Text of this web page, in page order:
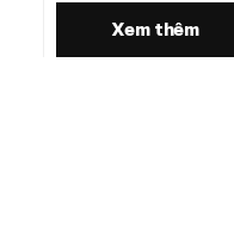
Xem thêm